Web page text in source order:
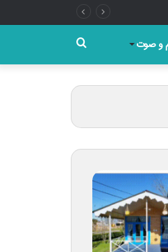
و صوت
برای